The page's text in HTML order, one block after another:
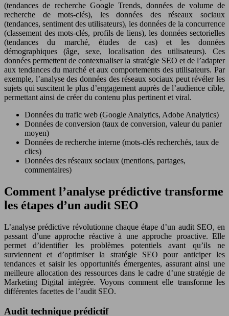
(tendances de recherche Google Trends, données de volume de
recherche de mots-clés), les données des réseaux sociaux
(tendances, sentiment des utilisateurs), les données de la concurrence
(classement des mots-clés, profils de liens), les données sectorielles
(tendances du marché, études de cas) et les données
démographiques (âge, sexe, localisation des utilisateurs). Ces
données permettent de contextualiser la stratégie SEO et de l’adapter
aux tendances du marché et aux comportements des utilisateurs. Par
exemple, l’analyse des données des réseaux sociaux peut révéler les
sujets qui suscitent le plus d’engagement auprès de l’audience cible,
permettant ainsi de créer du contenu plus pertinent et viral.
Données du trafic web (Google Analytics, Adobe Analytics)
Données de conversion (taux de conversion, valeur du panier
moyen)
Données de recherche interne (mots-clés recherchés, taux de
clics)
Données des réseaux sociaux (mentions, partages,
commentaires)
Comment l’analyse prédictive transforme
les étapes d’un audit SEO
L’analyse prédictive révolutionne chaque étape d’un audit SEO, en
passant d’une approche réactive à une approche proactive. Elle
permet d’identifier les problèmes potentiels avant qu’ils ne
surviennent et d’optimiser la stratégie SEO pour anticiper les
tendances et saisir les opportunités émergentes, assurant ainsi une
meilleure allocation des ressources dans le cadre d’une stratégie de
Marketing Digital intégrée. Voyons comment elle transforme les
différentes facettes de l’audit SEO.
Audit technique prédictif